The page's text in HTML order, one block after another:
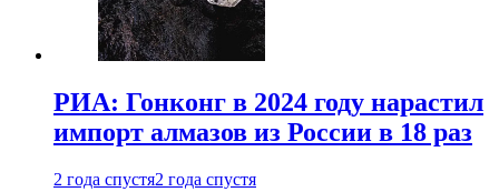
РИА: Гонконг в 2024 году нарастил
импорт алмазов из России в 18 раз
2 года спустя2 года спустя